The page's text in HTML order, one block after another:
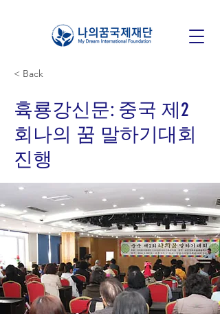
< Back
휵룡강신문: 중국 제2
회나의 꿈 말하기대회
진행